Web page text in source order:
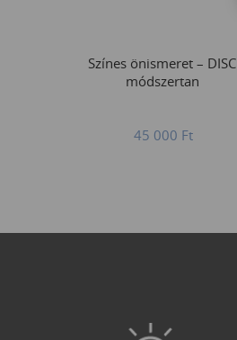
Színes önismeret – DISC
módszertan
45 000 Ft